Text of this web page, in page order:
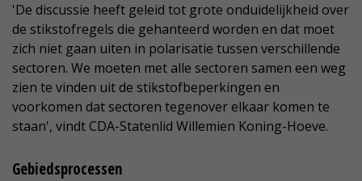
'De discussie heeft geleid tot grote onduidelijkheid over
de stikstofregels die gehanteerd worden en dat moet
zich niet gaan uiten in polarisatie tussen verschillende
sectoren. We moeten met alle sectoren samen een weg
zien te vinden uit de stikstofbeperkingen en
voorkomen dat sectoren tegenover elkaar komen te
staan', vindt CDA-Statenlid Willemien Koning-Hoeve.
Gebiedsprocessen